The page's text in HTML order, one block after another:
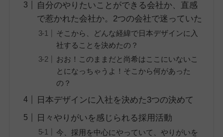
自分のやりたいことができる会社か、直感
で惹かれた会社か。2つの会社で迷っていた
そこから、どんな経緯で日本デザインに入
社することを決めたの？
おお！このままだと尚希はここにいないこ
とになっちゃうよ！そこから何があった
の？
日本デザインに入社を決めた3つの決めて
日々やりがいを感じられる採用活動
今、採用を中心にやっていて、やりがいを